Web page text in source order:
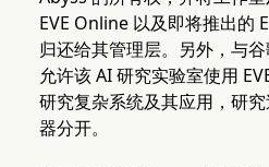
EVE Online 以及即将推出的
归还给其管理层。另外，与
允许该 AI 研究实验室使用
研究复杂系统及其应用，研
器分开。